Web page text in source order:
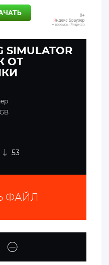
SIMULATOR
ОТ
53
ФАЙЛ